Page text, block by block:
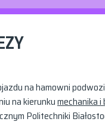
na hamowni
na kierunkumechanika
Politechniki